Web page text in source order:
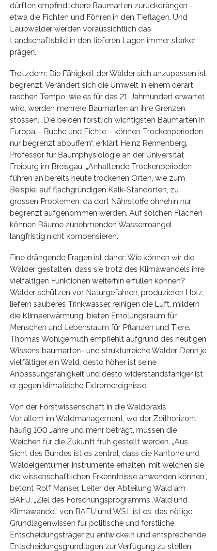
dürften empfindlichere Baumarten zurückdrängen –
etwa die Fichten und Föhren in den Tieflagen. Und
Laubwälder werden voraussichtlich das
Landschaftsbild in den tieferen Lagen immer stärker
prägen.
Trotzdem: Die Fähigkeit der Wälder sich anzupassen ist
begrenzt. Verändert sich die Umwelt in einem derart
raschen Tempo, wie es für das 21. Jahrhundert erwartet
wird, werden mehrere Baumarten an ihre Grenzen
stossen. „Die beiden forstlich wichtigsten Baumarten in
Europa – Buche und Fichte – können Trockenperioden
nur begrenzt abpuffern“, erklärt Heinz Rennenberg,
Professor für Baumphysiologie an der Universität
Freiburg im Breisgau. „Anhaltende Trockenperioden
führen an bereits heute trockenen Orten, wie zum
Beispiel auf flachgründigen Kalk-Standorten, zu
grossen Problemen, da dort Nährstoffe ohnehin nur
begrenzt aufgenommen werden. Auf solchen Flächen
können Bäume zunehmenden Wassermangel
langfristig nicht kompensieren.“
Eine drängende Fragen ist daher: Wie können wir die
Wälder gestalten, dass sie trotz des Klimawandels ihre
vielfältigen Funktionen weiterhin erfüllen können?
Wälder schützen vor Naturgefahren, produzieren Holz,
liefern sauberes Trinkwasser, reinigen die Luft, mildern
die Klimaerwärmung, bieten Erholungsraum für
Menschen und Lebensraum für Pflanzen und Tiere.
Thomas Wohlgemuth empfiehlt aufgrund des heutigen
Wissens baumarten- und strukturreiche Wälder. Denn je
vielfältiger ein Wald, desto höher ist seine
Anpassungsfähigkeit und desto widerstandsfähiger ist
er gegen klimatische Extremereignisse.
Von der Forstwissenschaft in die Waldpraxis
Vor allem im Waldmanagement, wo der Zeithorizont
häufig 100 Jahre und mehr beträgt, müssen die
Weichen für die Zukunft früh gestellt werden. „Aus
Sicht des Bundes ist es zentral, dass die Kantone und
Waldeigentümer Instrumente erhalten, mit welchen sie
die wissenschaftlichen Erkenntnisse anwenden können“,
betont Rolf Manser, Leiter der Abteilung Wald am
BAFU. „Ziel des Forschungsprogramms ‚Wald und
Klimawandel‘ von BAFU und WSL ist es, das nötige
Grundlagenwissen für politische und forstliche
Entscheidungsträger zu entwickeln und entsprechende
Entscheidungsgrundlagen zur Verfügung zu stellen.